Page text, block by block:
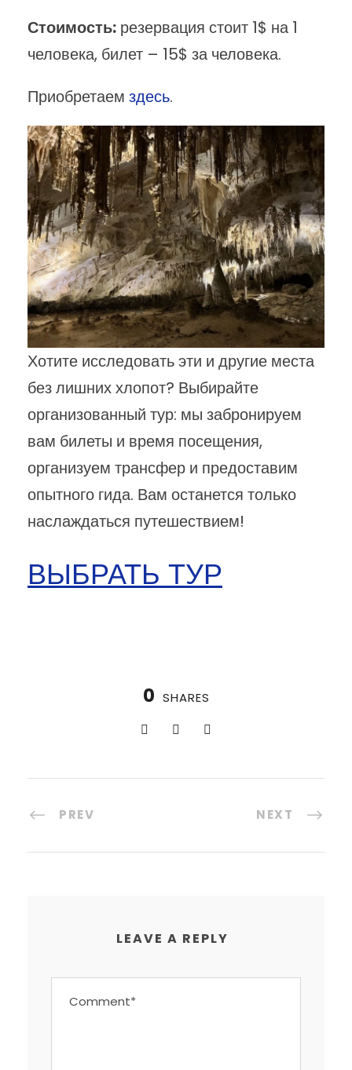
Стоимость: резервация стоит 1$ на 1
человека, билет – 15$ за человека.
Приобретаем здесь.
Хотите исследовать эти и другие места
без лишних хлопот? Выбирайте
организованный тур: мы забронируем
вам билеты и время посещения,
организуем трансфер и предоставим
опытного гида. Вам останется только
наслаждаться путешествием!
ВЫБРАТЬ ТУР
0 SHARES
PREV NEXT
LEAVE A REPLY